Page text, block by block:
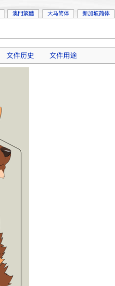
文件历史 文件用途
澳門繁體 大马简体 新加坡简体